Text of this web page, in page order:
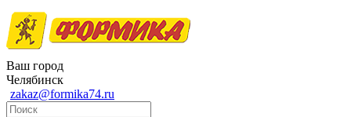
Ваш город
Челябинск
zakaz@formika74.ru